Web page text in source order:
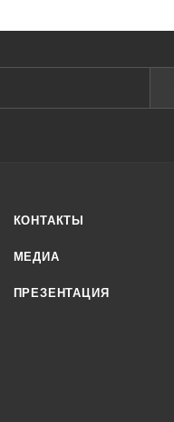
КОНТАКТЫ
МЕДИА
ПРЕЗЕНТАЦИЯ